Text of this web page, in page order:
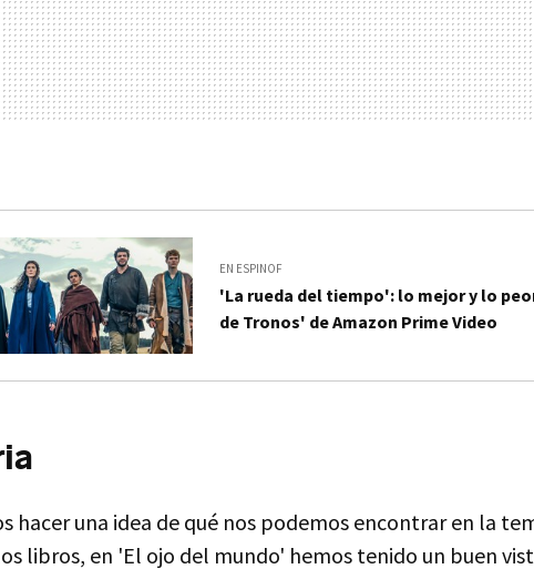
EN ESPINOF
'La rueda del tiempo': lo mejor y lo
de Tronos' de Amazon Prime Video
hacer una idea de qué nos podemos encontrar en la
libros, en 'El ojo del mundo' hemos tenido un buen